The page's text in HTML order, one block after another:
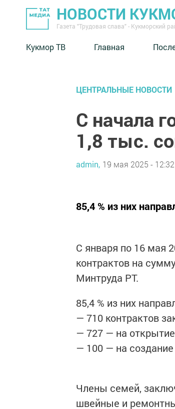
НОВОСТИ
Газета "Трудовая слава" - Кукморский
Кукмор ТВ Главная
ЦЕНТРАЛЬНЫЕ НОВОСТИ
С начала
1,8 тыс.
admin, 19 мая 2025 - 12:32
85,4 % из них
С января по 16 мая
контрактов на
Минтруда РТ.
85,4 % из них
— 710 контрактов
— 727 — на
— 100 — на создание
Члены семей,
швейные и